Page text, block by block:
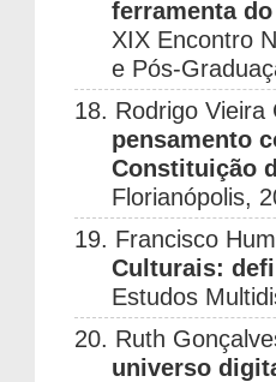
ferramenta
XIX Encontro
e Pós-
18. Rodrigo
pensamento
Constituição
Florianópolis,
19. Francisco
Culturais:
Estudos
20. Ruth
universo